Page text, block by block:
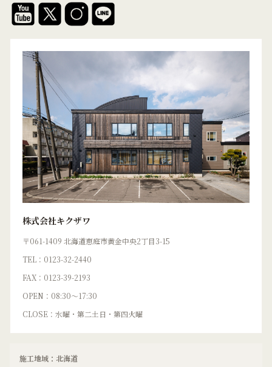
株式会社キクザワ
〒061-1409 北海道恵庭市黄金中央2丁目3-15
TEL：0123-32-2440
FAX：0123-39-2193
OPEN：08:30〜17:30
CLOSE：水曜・第二土日・第四火曜
施工地域：北海道